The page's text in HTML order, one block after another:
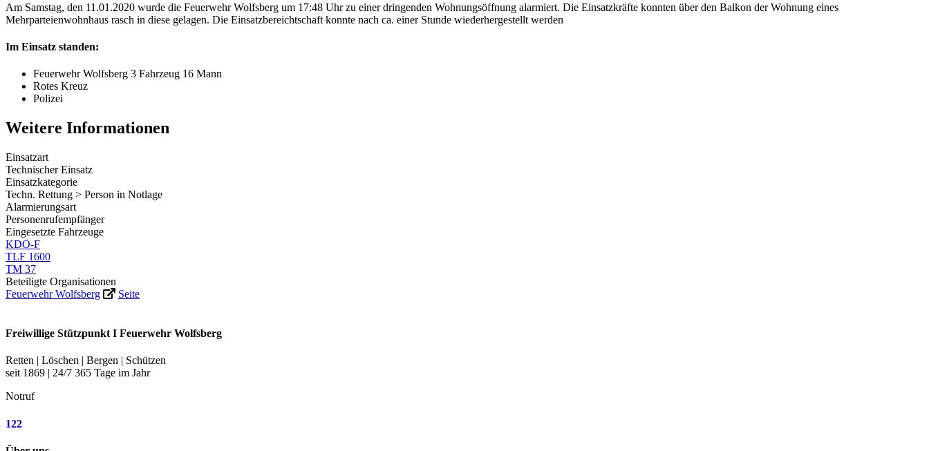
Am Samstag, den 11.01.2020 wurde die Feuerwehr Wolfsberg um 17:48 Uhr zu einer dringenden Wohnungsöffnung alarmiert. Die Einsatzkräfte konnten über den Balkon der Wohnung eines
Mehrparteienwohnhaus rasch in diese gelagen. Die Einsatzbereichtschaft konnte nach ca. einer Stunde wiederhergestellt werden
Im Einsatz standen:
Feuerwehr Wolfsberg 3 Fahrzeug 16 Mann
Rotes Kreuz
Polizei
Weitere Informationen
Einsatzart
Technischer Einsatz
Einsatzkategorie
Techn. Rettung > Person in Notlage
Alarmierungsart
Personenrufempfänger
Eingesetzte Fahrzeuge
KDO-F
TLF 1600
TM 37
Beteiligte Organisationen
Feuerwehr Wolfsberg
Seite
Freiwillige Stützpunkt I Feuerwehr Wolfsberg
Retten | Löschen | Bergen | Schützen
seit 1869 | 24/7 365 Tage im Jahr
Notruf
122